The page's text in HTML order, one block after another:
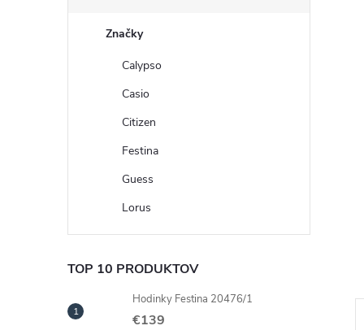
Značky
Calypso
Casio
Citizen
Festina
Guess
Lorus
TOP 10 PRODUKTOV
Hodinky Festina 20476/1
€139